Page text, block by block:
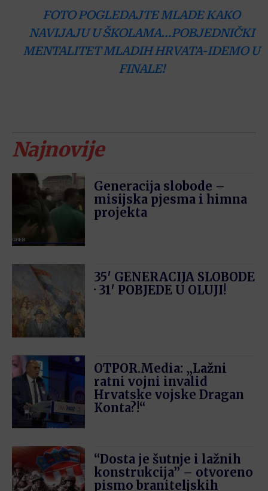
FOTO POGLEDAJTE MLADE KAKO
NAVIJAJU U ŠKOLAMA…POBJEDNIČKI
MENTALITET MLADIH HRVATA-IDEMO U
FINALE!
Najnovije
Generacija slobode –
misijska pjesma i himna
projekta
35′ GENERACIJA SLOBODE
· 31′ POBJEDE U OLUJI!
OTPOR.Media: „Lažni
ratni vojni invalid
Hrvatske vojske Dragan
Konta?!“
“Dosta je šutnje i lažnih
konstrukcija” – otvoreno
pismo braniteljskih